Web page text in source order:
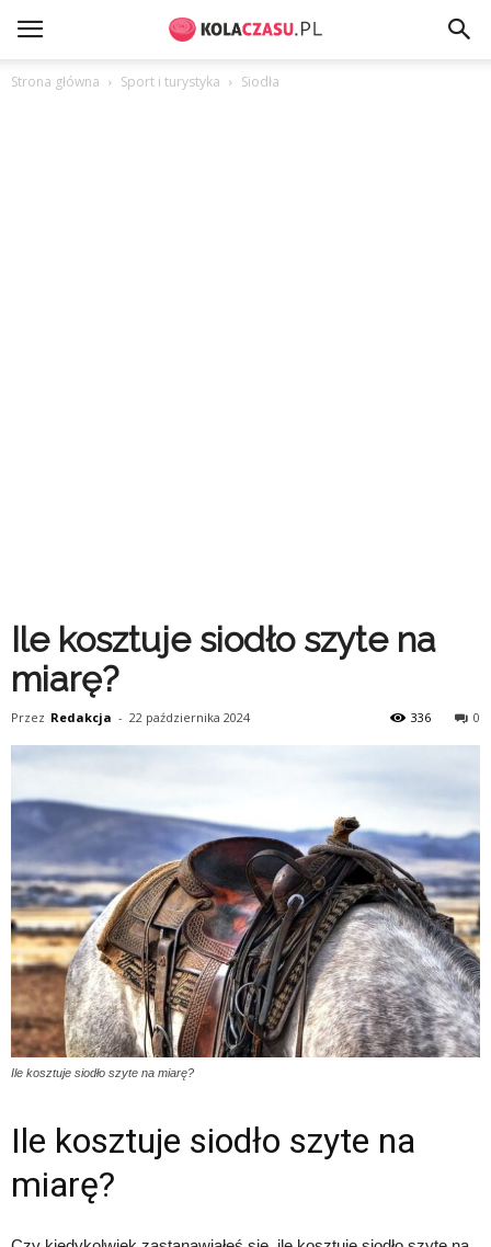
Strona główna Sport i turystyka Siodła
Ile kosztuje siodło szyte na
miarę?
Przez Redakcja - 22 października 2024 0
336
Ile kosztuje siodło szyte na miarę?
Ile kosztuje siodło szyte na
miarę?